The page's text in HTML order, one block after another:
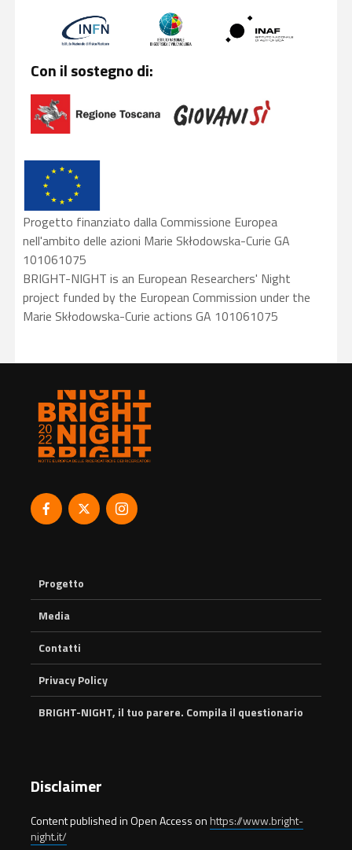
Con il sostegno di:
Progetto finanziato dalla Commissione Europea
nell'ambito delle azioni Marie Skłodowska-Curie GA
101061075
BRIGHT-NIGHT is an European Researchers' Night
project funded by the European Commission under the
Marie Skłodowska-Curie actions GA 101061075
Progetto
Media
Contatti
Privacy Policy
BRIGHT-NIGHT, il tuo parere. Compila il questionario
Disclaimer
Content published in Open Access onhttps://www.bright-
night.it/